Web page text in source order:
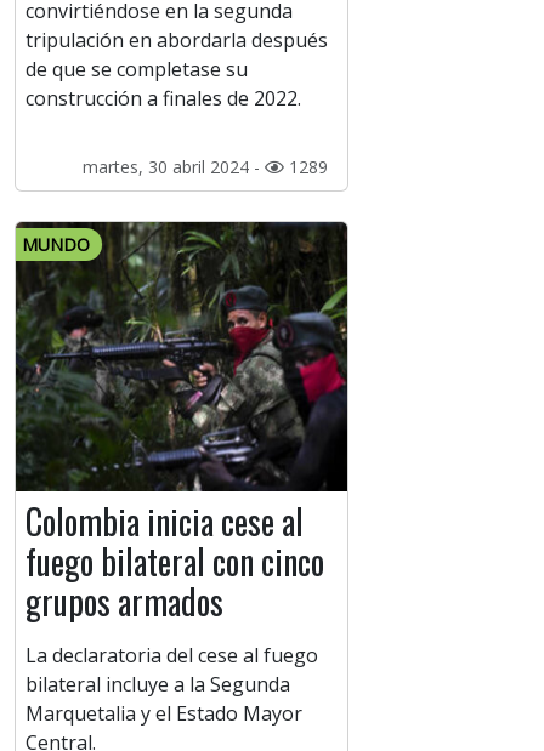
convirtiéndose en la segunda
tripulación en abordarla después
de que se completase su
construcción a finales de 2022.
martes, 30 abril 2024 - 1289
MUNDO
Colombia inicia cese al
fuego bilateral con cinco
grupos armados
La declaratoria del cese al fuego
bilateral incluye a la Segunda
Marquetalia y el Estado Mayor
Central.